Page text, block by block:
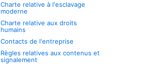
Charte relative à l'esclavage
moderne
Charte relative aux droits
humains
Contacts de l'entreprise
Règles relatives aux contenus et
signalement